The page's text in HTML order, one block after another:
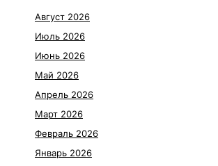
Август 2026
Июль 2026
Июнь 2026
Май 2026
Апрель 2026
Март 2026
Февраль 2026
Январь 2026